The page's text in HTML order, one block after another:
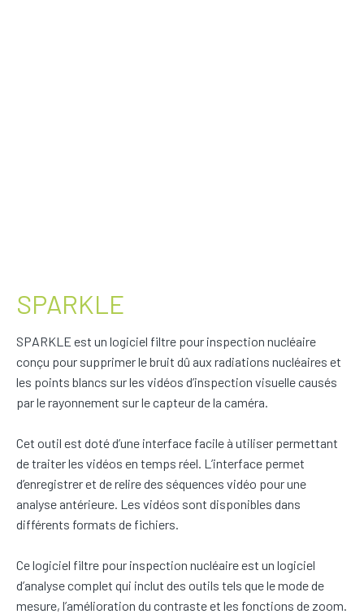
SPARKLE
SPARKLE est un logiciel filtre pour inspection nucléaire
conçu pour supprimer le bruit dû aux radiations nucléaires et
les points blancs sur les vidéos d’inspection visuelle causés
par le rayonnement sur le capteur de la caméra.
Cet outil est doté d’une interface facile à utiliser permettant
de traiter les vidéos en temps réel. L’interface permet
d’enregistrer et de relire des séquences vidéo pour une
analyse antérieure. Les vidéos sont disponibles dans
différents formats de fichiers.
Ce logiciel filtre pour inspection nucléaire est un logiciel
d’analyse complet qui inclut des outils tels que le mode de
mesure, l’amélioration du contraste et les fonctions de zoom.